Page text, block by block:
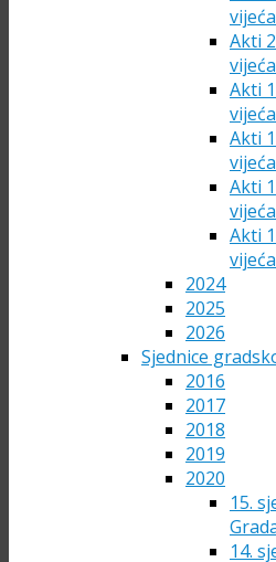
Akti
Akti
Akti
Akti
Akti
2024
2025
2026
Sjednice
2016
2017
2018
2019
2020
15.
14.